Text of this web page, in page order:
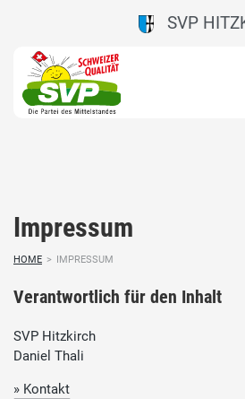
SVP
Impressum
HOME > IMPRESSUM
Verantwortlich für den Inhalt
SVP Hitzkirch
Daniel Thali
» Kontakt